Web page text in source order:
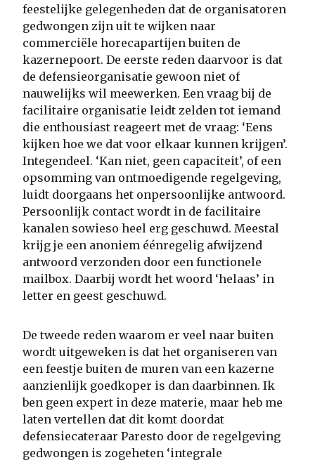
feestelijke gelegenheden dat de organisatoren
gedwongen zijn uit te wijken naar
commerciële horecapartijen buiten de
kazernepoort. De eerste reden daarvoor is dat
de defensieorganisatie gewoon niet of
nauwelijks wil meewerken. Een vraag bij de
facilitaire organisatie leidt zelden tot iemand
die enthousiast reageert met de vraag: ‘Eens
kijken hoe we dat voor elkaar kunnen krijgen’.
Integendeel. ‘Kan niet, geen capaciteit’, of een
opsomming van ontmoedigende regelgeving,
luidt doorgaans het onpersoonlijke antwoord.
Persoonlijk contact wordt in de facilitaire
kanalen sowieso heel erg geschuwd. Meestal
krijg je een anoniem éénregelig afwijzend
antwoord verzonden door een functionele
mailbox. Daarbij wordt het woord ‘helaas’ in
letter en geest geschuwd.
De tweede reden waarom er veel naar buiten
wordt uitgeweken is dat het organiseren van
een feestje buiten de muren van een kazerne
aanzienlijk goedkoper is dan daarbinnen. Ik
ben geen expert in deze materie, maar heb me
laten vertellen dat dit komt doordat
defensiecateraar Paresto door de regelgeving
gedwongen is zogeheten ‘integrale